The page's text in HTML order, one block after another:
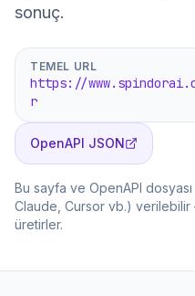
sonuç.
TEMEL URL
https://
r
OpenAPI JSON
Bu sayfa ve OpenAPI dosyası
Claude, Cursor vb.)
üretirler.